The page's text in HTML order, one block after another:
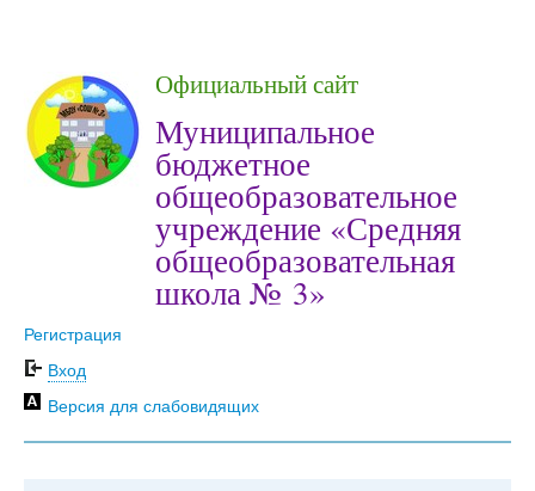
Официальный сайт
Муниципальное
бюджетное
общеобразовательное
учреждение «Средняя
общеобразовательная
школа № 3»
Регистрация
Вход
Версия для слабовидящих